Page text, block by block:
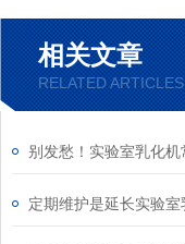
相关文章
RELATED ARTICLES